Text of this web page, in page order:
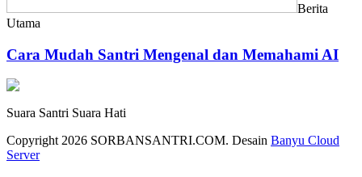
Berita
Utama
Cara Mudah Santri Mengenal dan Memahami AI
Suara Santri Suara Hati
Copyright 2026 SORBANSANTRI.COM. Desain Banyu Cloud
Server